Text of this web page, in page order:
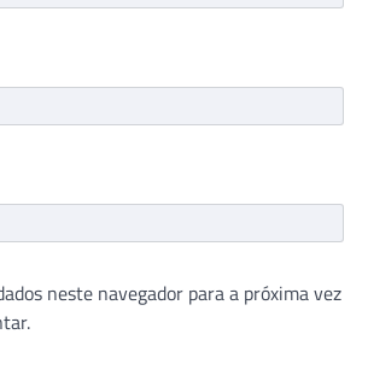
neste navegador para a próxima vez